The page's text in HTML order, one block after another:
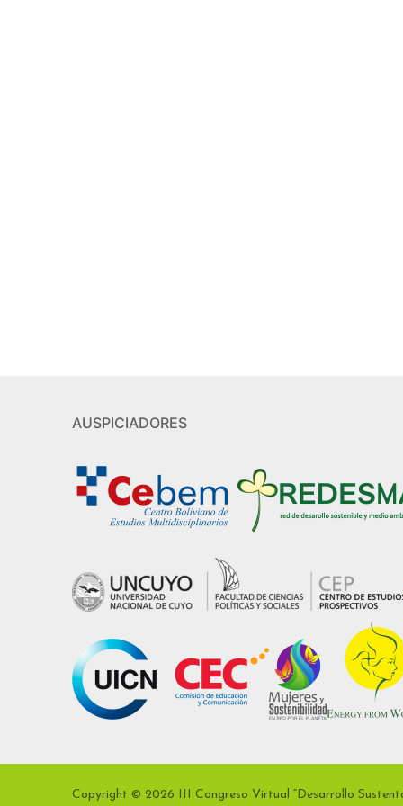
AUSPICIADORES
Copyright © 2026 III Congreso Virtual “Desarrollo